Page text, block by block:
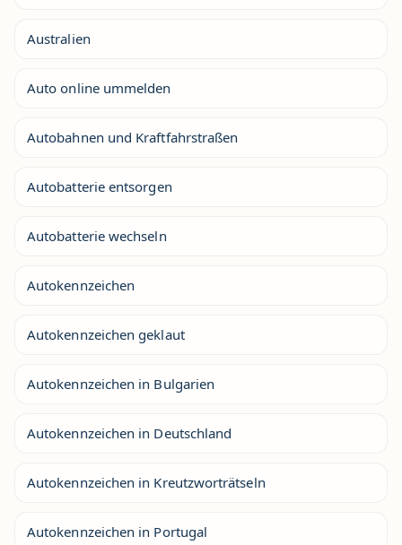
Australien
Auto online ummelden
Autobahnen und Kraftfahrstraßen
Autobatterie entsorgen
Autobatterie wechseln
Autokennzeichen
Autokennzeichen geklaut
Autokennzeichen in Bulgarien
Autokennzeichen in Deutschland
Autokennzeichen in Kreutzworträtseln
Autokennzeichen in Portugal